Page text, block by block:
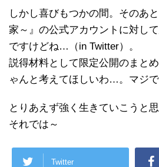
しかし喜びもつかの間。そのあ
家～』の公式アカウントに対し
ですけどね…（in Twitter）。
説得材料として限定公開のまと
ゃんと考えてほしいわ…。マジ
とりあえず強く生きていこうと思
それでは～
Twitter